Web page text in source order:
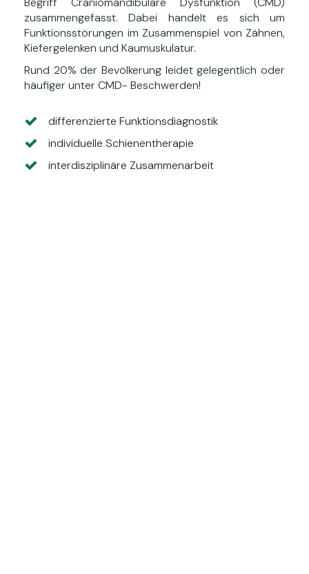
zusammengefasst. Dabei handelt es sich um
Funktionsstörungen im Zusammenspiel von Zähnen,
Kiefergelenken und Kaumuskulatur.
Rund 20% der Bevölkerung leidet gelegentlich oder
häufiger unter CMD- Beschwerden!
differenzierte Funktionsdiagnostik
individuelle Schienentherapie
interdisziplinäre Zusammenarbeit